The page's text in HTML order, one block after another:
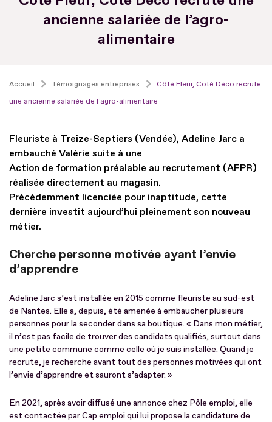
ancienne salariée de l’agro-
alimentaire
Accueil Témoignages entreprises
Côté Fleur, Coté Déco recrute
une ancienne salariée de l’agro-alimentaire
Fleuriste à Treize-Septiers (Vendée), Adeline Jarc a
embauché Valérie suite à une
Action de formation préalable au recrutement (AFPR)
réalisée directement au magasin.
Précédemment licenciée pour inaptitude, cette
dernière investit aujourd’hui pleinement son nouveau
métier.
Cherche personne motivée ayant l’envie
d’apprendre
Adeline Jarc s’est installée en 2015 comme fleuriste au sud-est
de Nantes. Elle a, depuis, été amenée à embaucher plusieurs
personnes pour la seconder dans sa boutique. « Dans mon métier,
il n’est pas facile de trouver des candidats qualifiés, surtout dans
une petite commune comme celle où je suis installée. Quand je
recrute, je recherche avant tout des personnes motivées qui ont
l’envie d’apprendre et sauront s’adapter. »
En 2021, après avoir diffusé une annonce chez Pôle emploi, elle
est contactée par Cap emploi qui lui propose la candidature de